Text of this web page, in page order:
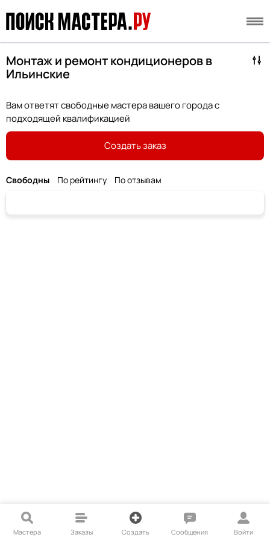
Монтаж и ремонт кондиционеров в
Ильинские
Вам ответят свободные мастера вашего города с
подходящей квалификацией
Создать заказ
Свободны По рейтингу По отзывам
Мастера Заказы Создать Сообщения Войти